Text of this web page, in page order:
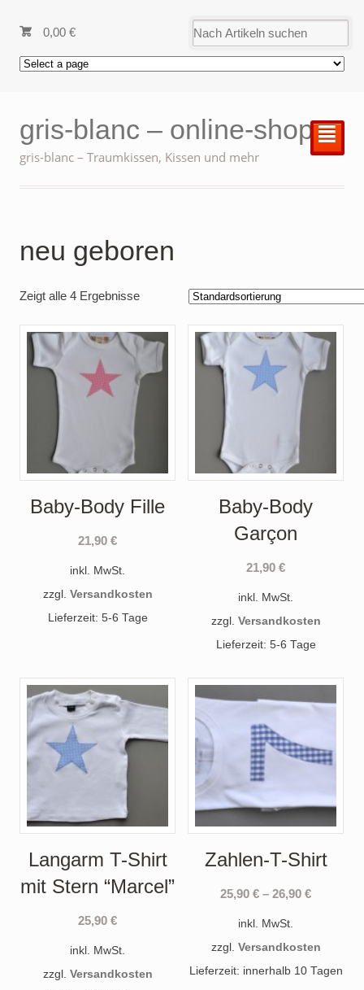
0,00 €
gris-blanc – online-shop
gris-blanc – Traumkissen, Kissen und mehr
²
neu geboren
Zeigt alle 4 Ergebnisse
Baby-Body Fille
21,90€
inkl. MwSt.
zzgl. Versandkosten
Lieferzeit: 5-6 Tage
Baby-Body
Garçon
21,90€
inkl. MwSt.
zzgl. Versandkosten
Lieferzeit: 5-6 Tage
Langarm T-Shirt
mit Stern “Marcel”
25,90€
inkl. MwSt.
zzgl. Versandkosten
Zahlen-T-Shirt
25,90€ –26,90€
inkl. MwSt.
zzgl. Versandkosten
Lieferzeit: innerhalb 10 Tagen